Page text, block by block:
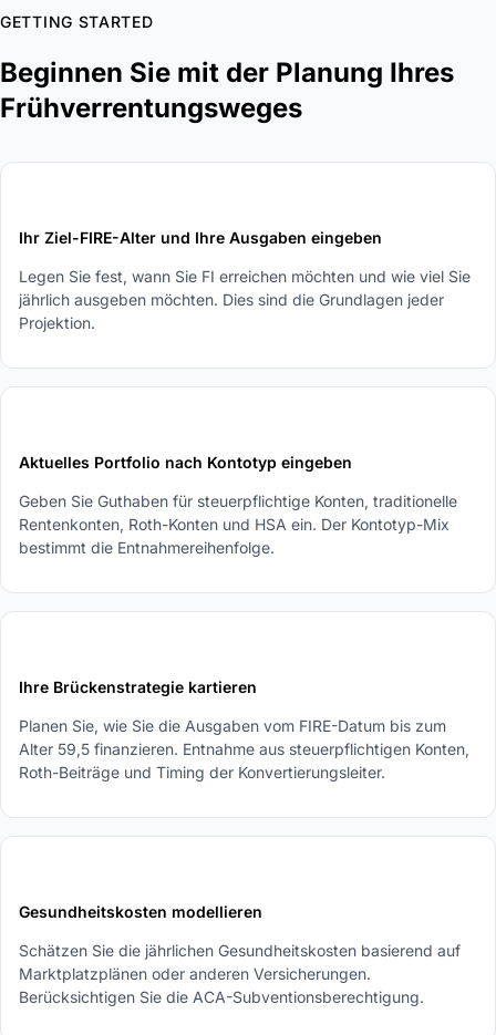
GETTING STARTED
Beginnen Sie mit der Planung Ihres
Frühverrentungsweges
Ihr Ziel-FIRE-Alter und Ihre Ausgaben eingeben
Legen Sie fest, wann Sie FI erreichen möchten und wie viel Sie
jährlich ausgeben möchten. Dies sind die Grundlagen jeder
Projektion.
Aktuelles Portfolio nach Kontotyp eingeben
Geben Sie Guthaben für steuerpflichtige Konten, traditionelle
Rentenkonten, Roth-Konten und HSA ein. Der Kontotyp-Mix
bestimmt die Entnahmereihenfolge.
Ihre Brückenstrategie kartieren
Planen Sie, wie Sie die Ausgaben vom FIRE-Datum bis zum
Alter 59,5 finanzieren. Entnahme aus steuerpflichtigen Konten,
Roth-Beiträge und Timing der Konvertierungsleiter.
Gesundheitskosten modellieren
Schätzen Sie die jährlichen Gesundheitskosten basierend auf
Marktplatzplänen oder anderen Versicherungen.
Berücksichtigen Sie die ACA-Subventionsberechtigung.